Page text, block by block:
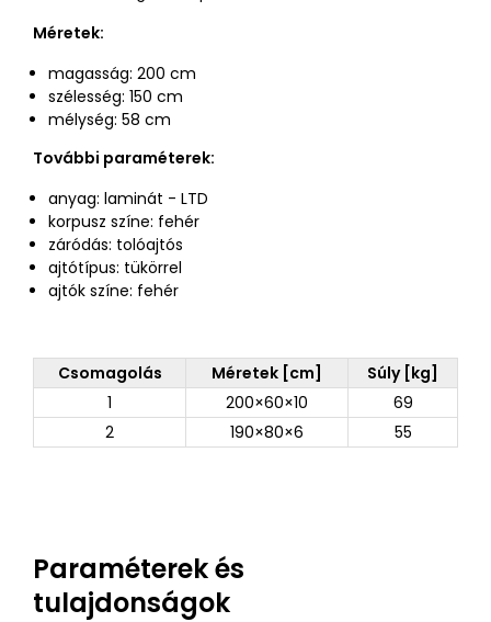
Méretek:
magasság: 200 cm
szélesség: 150 cm
mélység: 58 cm
További paraméterek:
anyag: laminát - LTD
korpusz színe: fehér
záródás: tolóajtós
ajtótípus: tükörrel
ajtók színe: fehér
Csomagolás Méretek [cm]
Súly [kg]
1
200×60×10
69
2
190×80×6 55
Paraméterek és
tulajdonságok